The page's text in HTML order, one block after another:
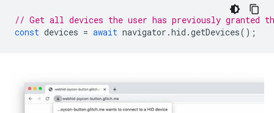
// Get all devices the user has previously granted
const devices = await navigator .hid .getDevices();